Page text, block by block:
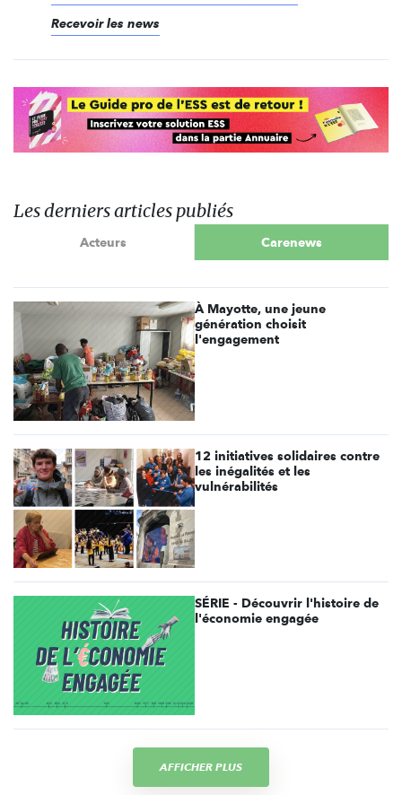
Recevoir les news
Les derniers articles publiés
Acteurs Carenews
À Mayotte, une jeune
génération choisit
l'engagement
12 initiatives solidaires contre
les inégalités et les
vulnérabilités
SÉRIE - Découvrir l'histoire de
l'économie engagée
AFFICHER PLUS